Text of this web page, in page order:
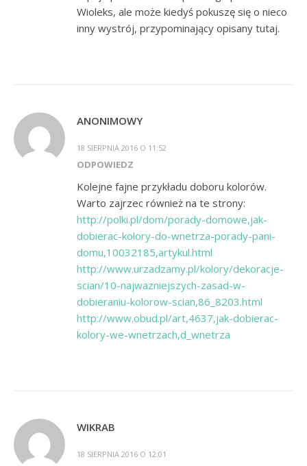
Wioleks, ale może kiedyś pokuszę się o nieco
inny wystrój, przypominający opisany tutaj.
ANONIMOWY
18 SIERPNIA 2016 O 11:52
ODPOWIEDZ
Kolejne fajne przykładu doboru kolorów.
Warto zajrzec również na te strony:
http://polki.pl/dom/porady-domowe,jak-
dobierac-kolory-do-wnetrza-porady-pani-
domu,10032185,artykul.html
http://www.urzadzamy.pl/kolory/dekoracje-
scian/10-najwazniejszych-zasad-w-
dobieraniu-kolorow-scian,86_8203.html
http://www.obud.pl/art,4637,jak-dobierac-
kolory-we-wnetrzach,d_wnetrza
WIKRAB
18 SIERPNIA 2016 O 12:01